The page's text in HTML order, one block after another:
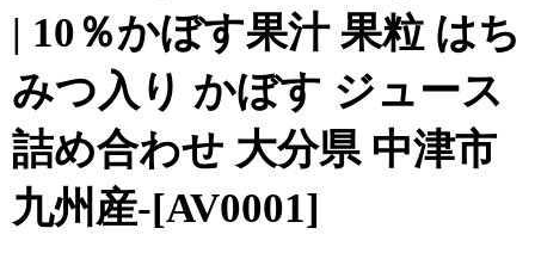
| 10％かぼす果汁 果粒 はち
みつ入り かぼす ジュース
詰め合わせ 大分県 中津市
九州産-[AV0001]